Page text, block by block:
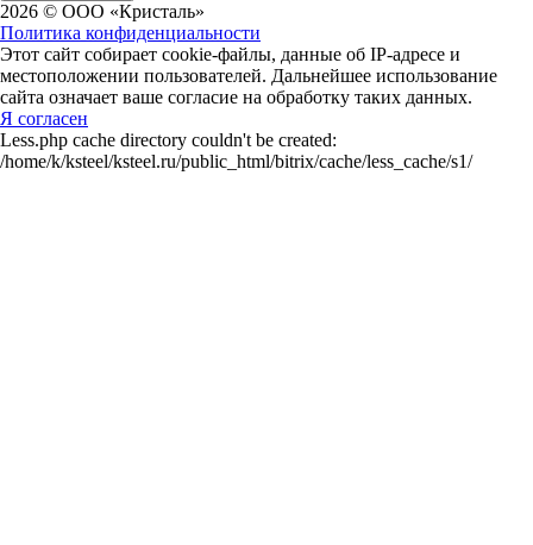
2026 © ООО «Кристаль»
Политика конфиденциальности
Этот сайт собирает cookie-файлы, данные об IP-адресе и
местоположении пользователей. Дальнейшее использование
сайта означает ваше согласие на обработку таких данных.
Я согласен
Less.php cache directory couldn't be created:
/home/k/ksteel/ksteel.ru/public_html/bitrix/cache/less_cache/s1/